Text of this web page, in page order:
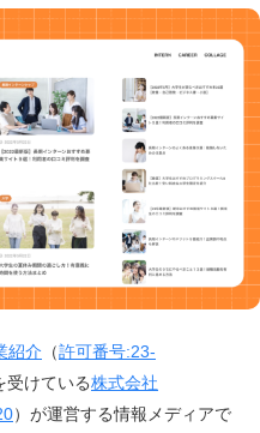
紹介 （許可番号:23-
受けている株式会社
）が運営する情報メディアで